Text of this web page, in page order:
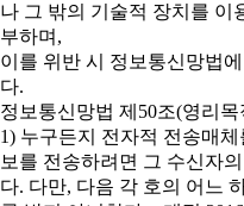
나 그 밖의 기술적 장치를 이
부하며,
이를 위반 시 정보통신망법
다.
정보통신망법 제50조(영리
1) 누구든지 전자적 전송매
보를 전송하려면 그 수신자
다. 다만, 다음 각 호의 어느